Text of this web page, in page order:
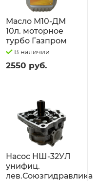
Масло М10-ДМ
10л. моторное
турбо Газпром
В наличии
2550 руб.
Насос НШ-32УЛ
унифиц.
лев.Союзгидравлика